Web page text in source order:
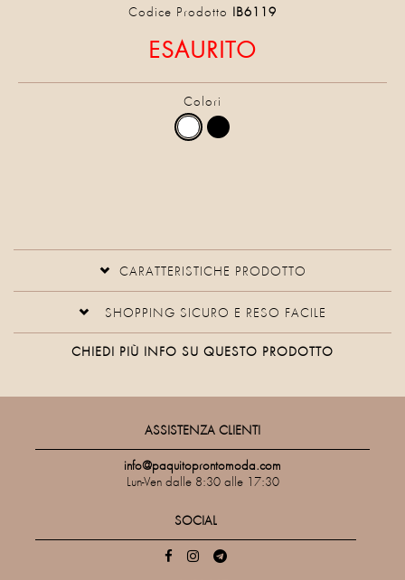
Codice Prodotto IB6119
ESAURITO
Colori
CARATTERISTICHE PRODOTTO
SHOPPING SICURO E RESO FACILE
CHIEDI PIÙ INFO SU QUESTO PRODOTTO
ASSISTENZA CLIENTI
info@paquitoprontomoda.com
Lun-Ven dalle 8:30 alle 17:30
SOCIAL